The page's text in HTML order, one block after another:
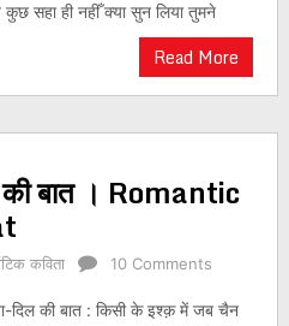
सहा ही नहीँ क्या सुन लिया तुमने
Read More
की बात । Romantic
कविता 10 Comments
दिल की बात : किसी के इश्क़ में जब चैन